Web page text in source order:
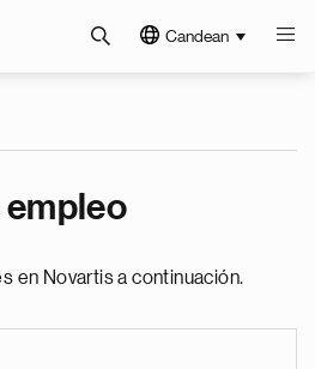
Candean
empleo
en Novartis a continuación.